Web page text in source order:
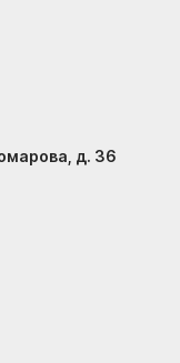
д. 36